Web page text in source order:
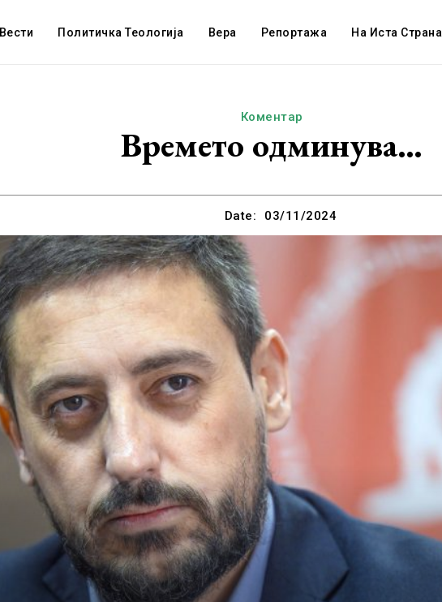
Вести Политичка Теологија Вера Репортажа На Иста Страна
Коментар
Времето одминува…
Date: 03/11/2024